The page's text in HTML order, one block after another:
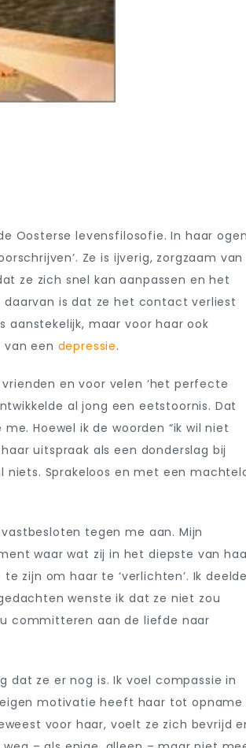
Oosterse levensfilosofie. In haar ogen
Ze is ijverig, zorgzaam van
ze zich snel kan aanpassen en het
is dat ze het contact verliest
aanstekelijk, maar voor haar ook
van een depressie.
en voor velen ‘het perfecte
al jong een eetstoornis. Dat
Hoewel ik de woorden “ik wil niet
uitspraak als een donderslag bij
Sprakeloos en met een
tegen me aan. Mijn
waar wat zij in het diepste van
zijn om haar te ‘verlichten’. Ik deelde
wenste ik dat ze niet zou
committeren aan de liefde naar
dat ze er nog is. Ik voel compassie in
motivatie heeft haar tot opname
voor haar, voelt ze zich bevrijd